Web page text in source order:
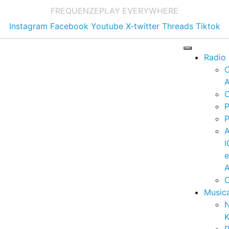
FREQUENZEPLAY EVERYWHERE
Instagram Facebook Youtube X-twitter Threads Tiktok
Radio
e